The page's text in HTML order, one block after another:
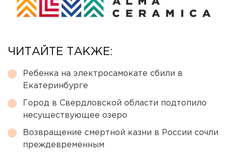
ЧИТАЙТЕ ТАКЖЕ:
Ребенка на электросамокате сбили в
Екатеринбурге
Город в Свердловской области подтопило
несуществующее озеро
Возвращение смертной казни в России сочли
преждевременным